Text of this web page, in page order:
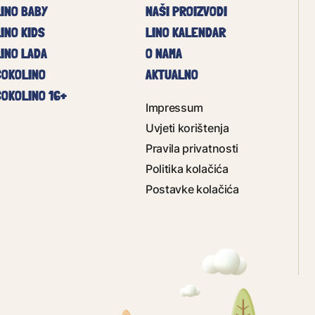
BABY
KIDS
LADA
16+
NAŠI PROIZVODI
LINO KALENDAR
O NAMA
AKTUALNO
Impressum
Uvjeti korištenja
Pravila privatnosti
Politika kolačića
Postavke kolačića